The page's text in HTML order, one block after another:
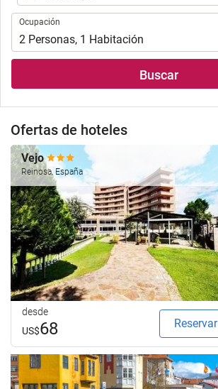
realizar
búsqueda
de
fin
para
realizar
hotel.
Ocupación
Ocupación
2 Personas, 1 Habitación
Buscar
Ofertas de hoteles
Vejo
Reinosa, España
desde
US$68 Reservar